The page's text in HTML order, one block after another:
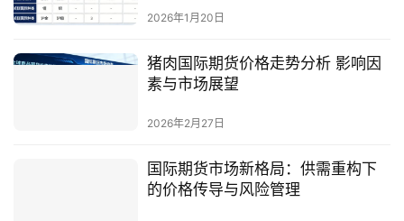
2026年1月20日
猪肉国际期货价格走势分析 影响因
素与市场展望
2026年2月27日
国际期货市场新格局：供需重构下
的价格传导与风险管理